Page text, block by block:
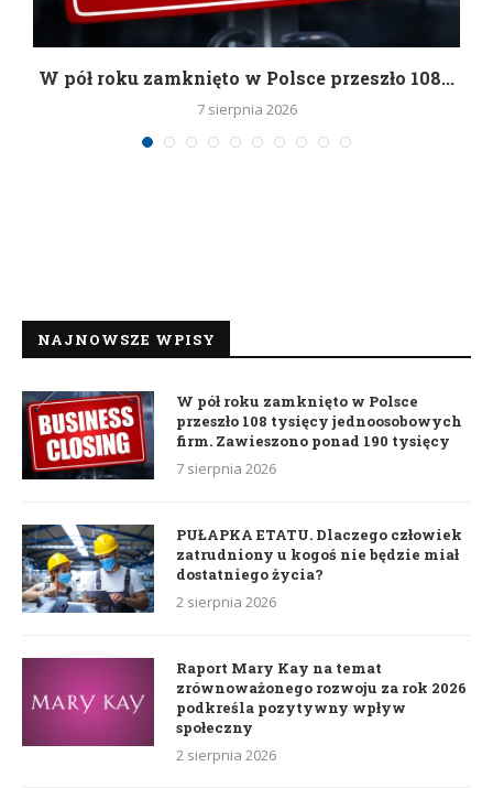
W pół roku zamknięto w Polsce przeszło 108...
7 sierpnia 2026
NAJNOWSZE WPISY
W pół roku zamknięto w Polsce
przeszło 108 tysięcy jednoosobowych
firm. Zawieszono ponad 190 tysięcy
7 sierpnia 2026
PUŁAPKA ETATU. Dlaczego człowiek
zatrudniony u kogoś nie będzie miał
dostatniego życia?
2 sierpnia 2026
Raport Mary Kay na temat
zrównoważonego rozwoju za rok 2026
podkreśla pozytywny wpływ
społeczny
2 sierpnia 2026